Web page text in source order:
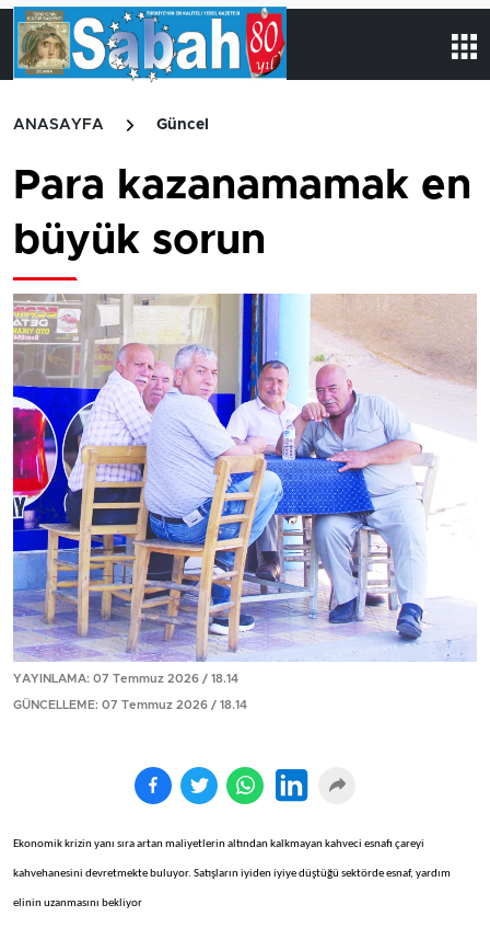
ANASAYFA Güncel
Para kazanamamak en
büyük sorun
YAYINLAMA: 07 Temmuz 2026 / 18.14
GÜNCELLEME: 07 Temmuz 2026 / 18.14
Ekonomik krizin yanı sıra artan maliyetlerin altından kalkmayan kahveci esnafı çareyi
kahvehanesini devretmekte buluyor. Satışların iyiden iyiye düştüğü sektörde esnaf, yardım
elinin uzanmasını bekliyor